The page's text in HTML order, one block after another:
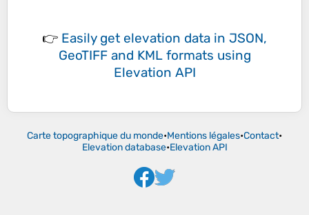
👉 Easily get elevation data in JSON,
GeoTIFF and KML formats using
Elevation API
Carte topographique du monde•Mentions légales•Contact•
Elevation database•Elevation API